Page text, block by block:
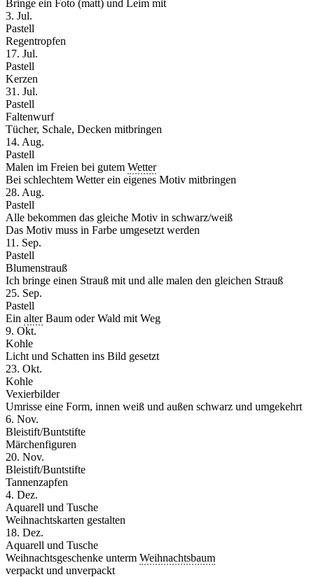
Bringe ein Foto (matt) und Leim mit
3. Jul.
Pastell
Regentropfen
17. Jul.
Pastell
Kerzen
31. Jul.
Pastell
Faltenwurf
Tücher, Schale, Decken mitbringen
14. Aug.
Pastell
Malen im Freien bei gutem Wetter
Bei schlechtem Wetter ein eigenes Motiv mitbringen
28. Aug.
Pastell
Alle bekommen das gleiche Motiv in schwarz/weiß
Das Motiv muss in Farbe umgesetzt werden
11. Sep.
Pastell
Blumenstrauß
Ich bringe einen Strauß mit und alle malen den gleichen Strauß
25. Sep.
Pastell
Ein alterBaum oder Wald mit Weg
9. Okt.
Kohle
Licht und Schatten ins Bild gesetzt
23. Okt.
Kohle
Vexierbilder
Umrisse eine Form, innen weiß und außen schwarz und umgekehrt
6. Nov.
Bleistift/Buntstifte
Märchenfiguren
20. Nov.
Bleistift/Buntstifte
Tannenzapfen
4. Dez.
Aquarell und Tusche
Weihnachtskarten gestalten
18. Dez.
Aquarell und Tusche
Weihnachtsgeschenke unterm Weihnachtsbaum
verpackt und unverpackt